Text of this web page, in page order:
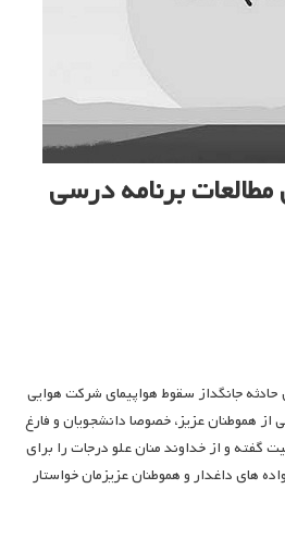
برنامه درسی
حادثه جانگداز سقوط هواپیمای شرکت هوایی
هموطنان عزیز، خصوصا دانشجویان و فارغ
گفته و از خداوند منان علو درجات را برای
های داغدار و هموطنان عزیزمان خواستار